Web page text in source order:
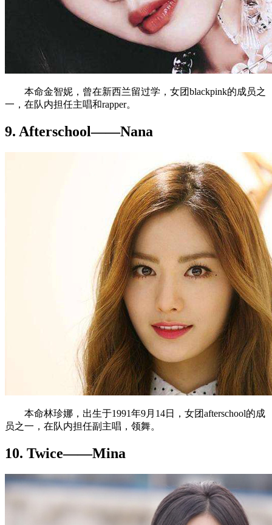
本命金智妮，曾在新西兰留过学，女团blackpink的成员之
一，在队内担任主唱和rapper。
9. Afterschool——Nana
本命林珍娜，出生于1991年9月14日，女团afterschool的成
员之一，在队内担任副主唱，领舞。
10. Twice——Mina